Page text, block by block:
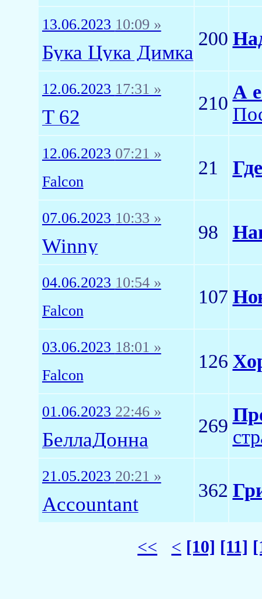
13.06.2023 10:09 »
Бука Цука Димка
200
12.06.2023 17:31 »
T 62
210
А
12.06.2023 07:21 »
Falcon
21
07.06.2023 10:33 »
Winny
98
04.06.2023 10:54 »
Falcon
107
03.06.2023 18:01 »
Falcon
126
01.06.2023 22:46 »
БеллаДонна
269
21.05.2023 20:21 »
Accountant
362
<< < [10] [11]